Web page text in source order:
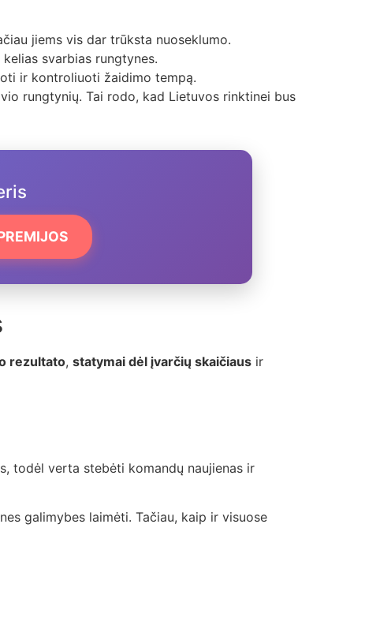
jiems vis dar trūksta nuoseklumo.
svarbias rungtynes.
ir kontroliuoti žaidimo tempą.
rungtynių. Tai rodo, kad Lietuvos rinktinei bus
rezultato, statymai dėl įvarčių skaičiaus ir
todėl verta stebėti komandų naujienas ir
galimybes laimėti. Tačiau, kaip ir visuose